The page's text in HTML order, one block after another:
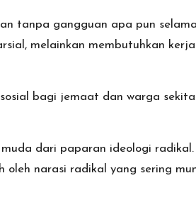
tanpa gangguan apa pun
melainkan membutuhkan
bagi jemaat dan warga
dari paparan ideologi
narasi radikal yang sering